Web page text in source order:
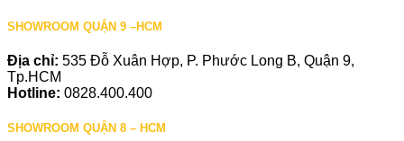
SHOWROOM QUẬN 9 –HCM
Địa chỉ: 535 Đỗ Xuân Hợp, P. Phước Long B, Quận 9,
Tp.HCM
Hotline: 0828.400.400
SHOWROOM QUẬN 8 – HCM